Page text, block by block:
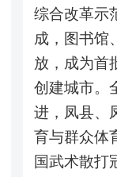
综合改革示
成，图书馆
放，成为首
创建城市。
进，凤县、
育与群众体
国武术散打